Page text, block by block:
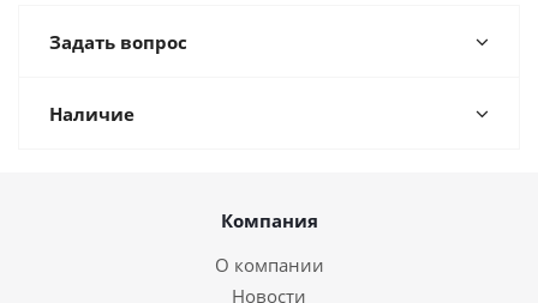
Задать вопрос
Наличие
Компания
О компании
Новости